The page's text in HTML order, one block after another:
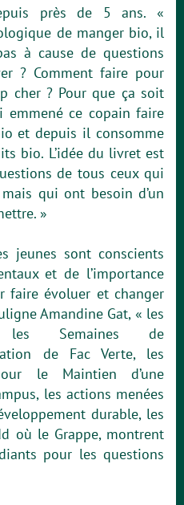
près de 5 ans. «
de manger bio, il
à cause de questions
? Comment faire pour
cher ? Pour que ça soit
emmené ce copain faire
et depuis il consomme
bio. L’idée du livret est
de tous ceux qui
qui ont besoin d’un
»
jeunes sont conscients
et de l’importance
faire évoluer et changer
Amandine Gat, « les
les Semaines de
de Fac Verte, les
le Maintien d’une
les actions menées
durable, les
où le Grappe, montrent
pour les questions